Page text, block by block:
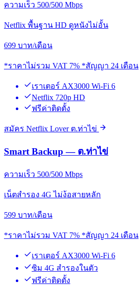
ความเร็ว 500/500 Mbps
Netflix พื้นฐาน HD ดูหนังไม่อั้น
699 บาท/เดือน
*ราคาไม่รวม VAT 7% *สัญญา 24 เดือน
เราเตอร์ AX3000 Wi-Fi 6
Netflix 720p HD
ฟรีค่าติดตั้ง
สมัคร Netflix Lover ต.ท่าไข่
Smart Backup — ต.ท่าไข่
ความเร็ว 500/500 Mbps
เน็ตสำรอง 4G ไม่ง้อสายหลัก
599 บาท/เดือน
*ราคาไม่รวม VAT 7% *สัญญา 24 เดือน
เราเตอร์ AX3000 Wi-Fi 6
ซิม 4G สำรองในตัว
ฟรีค่าติดตั้ง